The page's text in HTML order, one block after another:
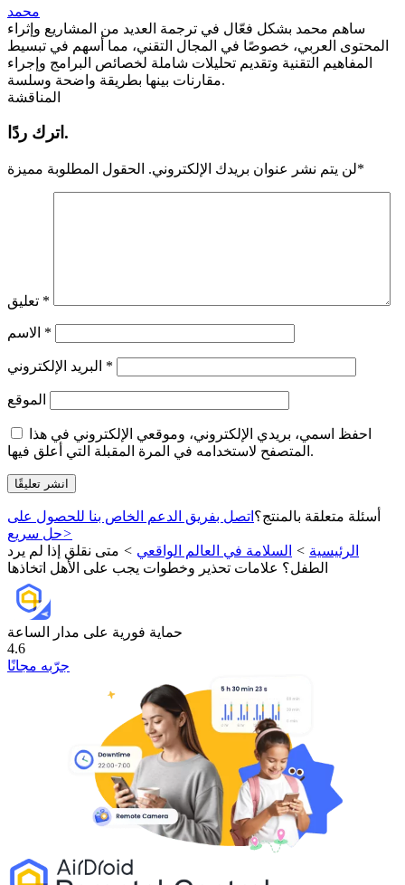
محمد
ساهم محمد بشكل فعّال في ترجمة العديد من المشاريع وإثراء
المحتوى العربي، خصوصًا في المجال التقني، مما أسهم في تبسيط
المفاهيم التقنية وتقديم تحليلات شاملة لخصائص البرامج وإجراء
مقارنات بينها بطريقة واضحة وسلسة.
المناقشة
اترك ردًا.
لن يتم نشر عنوان بريدك الإلكتروني. الحقول المطلوبة مميزة *
*
*
*
الموقع
احفظ اسمي، بريدي الإلكتروني، وموقعي الإلكتروني في هذا
المتصفح لاستخدامه في المرة المقبلة التي أعلق فيها.
أسئلة متعلقة بالمنتج؟ اتصل بفريق الدعم الخاص بنا للحصول على
حل سريع>
الرئيسية > السلامة في العالم الواقعي > متى نقلق إذا لم يرد
الطفل؟ علامات تحذير وخطوات يجب على الأهل اتخاذها
حماية فورية على مدار الساعة
4.6
جرّبه مجانًا